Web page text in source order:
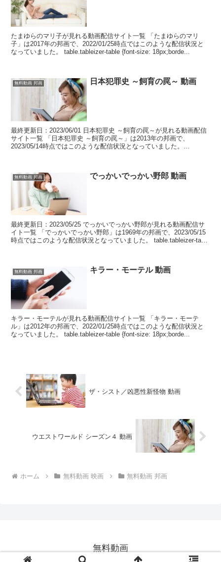
たまゆらのマリ子が見れる動画配信サイト一覧 「たまゆらのマリ
子」は2017年の邦画で、2022/01/25時点ではこのような配信状況と
なっていました。 table.tableizer-table {font-size: 18px;borde...
無料動画 邦画 日本犯罪史 ～飼育の罠～ 動画
最終更新日：2023/06/01 日本犯罪史 ～飼育の罠～が見れる動画配信
サイト一覧 「日本犯罪史 ～飼育の罠～」は2013年の邦画で、
2023/05/14時点ではこのような配信状況となっていました。
無料動画 邦画 でっかいでっかい野郎 動画
最終更新日：2023/05/25 でっかいでっかい野郎が見れる動画配信サ
イト一覧 「でっかいでっかい野郎」は1969年の邦画で、2023/05/15
時点ではこのような配信状況となっていました。 table.tableizer-table
無料動画 邦画 キラー・モーテル 動画
キラー・モーテルが見れる動画配信サイト一覧 「キラー・モーテ
ル」は2012年の邦画で、2022/01/25時点ではこのような配信状況と
なっていました。 table.tableizer-table {font-size: 18px;borde...
ザ・シスト／凶悪性新怪物 動画
ウエストワールド シーズン４ 動画
ホーム 無料動画 映画 無料動画 邦画
無料動画